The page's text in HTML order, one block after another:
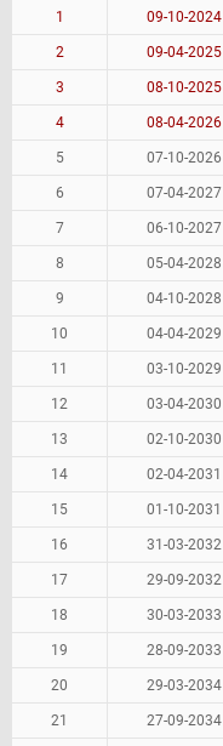
1 09-10-2024
2 09-04-2025
3 08-10-2025
4 08-04-2026
5 07-10-2026
6 07-04-2027
7 06-10-2027
8 05-04-2028
9 04-10-2028
10 04-04-2029
11 03-10-2029
12 03-04-2030
13 02-10-2030
14 02-04-2031
15 01-10-2031
16 31-03-2032
17 29-09-2032
18 30-03-2033
19 28-09-2033
20 29-03-2034
21 27-09-2034